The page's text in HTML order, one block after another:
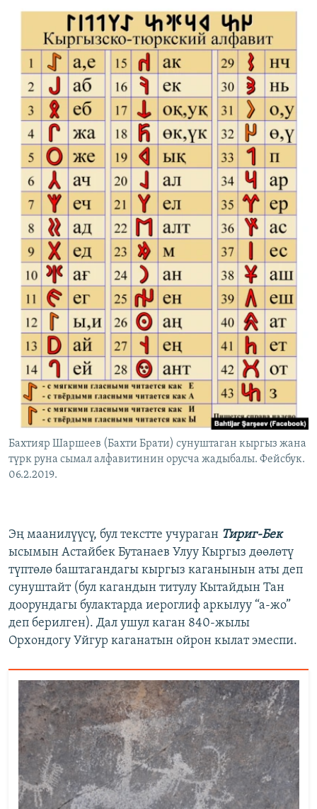
Бахтияр Шаршеев (Бахти Брати) сунуштаган кыргыз жана
түрк руна сымал алфавитинин орусча жадыбалы. Фейсбук.
06.2.2019.
Эң маанилүүсү, бул текстте учураган Тириг-Бек
ысымын Астайбек Бутанаев Улуу Кыргыз дөөлөтү
түптөлө баштагандагы кыргыз каганынын аты деп
сунуштайт (бул кагандын титулу Кытайдын Тан
доорундагы булактарда иероглиф аркылуу “а-жо”
деп берилген). Дал ушул каган 840-жылы
Орхондогу Уйгур каганатын ойрон кылат эмеспи.